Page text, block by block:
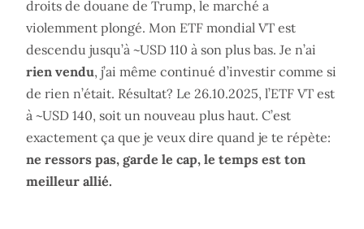
droits de douane de Trump, le marché a
violemment plongé. Mon ETF mondial VT est
descendu jusqu’à ~USD 110 à son plus bas. Je n’ai
rien vendu, j’ai même continué d’investir comme si
de rien n’était. Résultat? Le 26.10.2025, l’ETF VT est
à ~USD 140, soit un nouveau plus haut. C’est
exactement ça que je veux dire quand je te répète:
ne ressors pas, garde le cap, le temps est ton
meilleur allié.